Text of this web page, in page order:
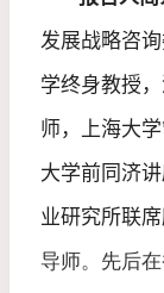
发展战略咨
学终身教授
师，上海大
大学前同济
业研究所联
导师。先后